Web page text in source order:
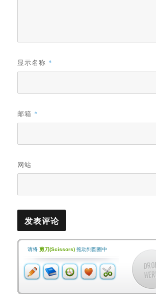
显示名称 *
邮箱 *
网站
请将剪刀(Scissors) 拖动到圆圈中